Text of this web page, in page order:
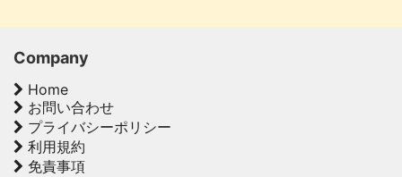
Company
Home
お問い合わせ
プライバシーポリシー
利用規約
免責事項